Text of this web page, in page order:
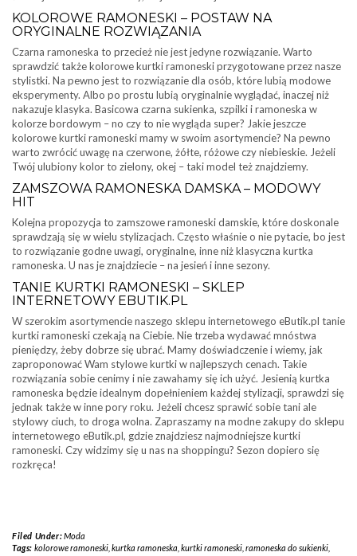
KOLOROWE RAMONESKI – POSTAW NA
ORYGINALNE ROZWIĄZANIA
Czarna ramoneska to przecież nie jest jedyne rozwiązanie. Warto
sprawdzić także kolorowe kurtki ramoneski przygotowane przez nasze
stylistki. Na pewno jest to rozwiązanie dla osób, które lubią modowe
eksperymenty. Albo po prostu lubią oryginalnie wyglądać, inaczej niż
nakazuje klasyka. Basicowa czarna sukienka, szpilki i ramoneska w
kolorze bordowym – no czy to nie wygląda super? Jakie jeszcze
kolorowe kurtki ramoneski mamy w swoim asortymencie? Na pewno
warto zwrócić uwagę na czerwone, żółte, różowe czy niebieskie. Jeżeli
Twój ulubiony kolor to zielony, okej – taki model też znajdziemy.
ZAMSZOWA RAMONESKA DAMSKA – MODOWY
HIT
Kolejna propozycja to zamszowe ramoneski damskie, które doskonale
sprawdzają się w wielu stylizacjach. Często właśnie o nie pytacie, bo jest
to rozwiązanie godne uwagi, oryginalne, inne niż klasyczna kurtka
ramoneska. U nas je znajdziecie – na jesień i inne sezony.
TANIE KURTKI RAMONESKI – SKLEP
INTERNETOWY EBUTIK.PL
W szerokim asortymencie naszego sklepu internetowego eButik.pl tanie
kurtki ramoneski czekają na Ciebie. Nie trzeba wydawać mnóstwa
pieniędzy, żeby dobrze się ubrać. Mamy doświadczenie i wiemy, jak
zaproponować Wam stylowe kurtki w najlepszych cenach. Takie
rozwiązania sobie cenimy i nie zawahamy się ich użyć. Jesienią kurtka
ramoneska będzie idealnym dopełnieniem każdej stylizacji, sprawdzi się
jednak także w inne pory roku. Jeżeli chcesz sprawić sobie tani ale
stylowy ciuch, to droga wolna. Zapraszamy na modne zakupy do sklepu
internetowego eButik.pl, gdzie znajdziesz najmodniejsze kurtki
ramoneski. Czy widzimy się u nas na shoppingu? Sezon dopiero się
rozkręca!
Filed Under:Moda
Tags: kolorowe ramoneski, kurtka ramoneska kurtki ramoneski, ramoneska do sukienki,